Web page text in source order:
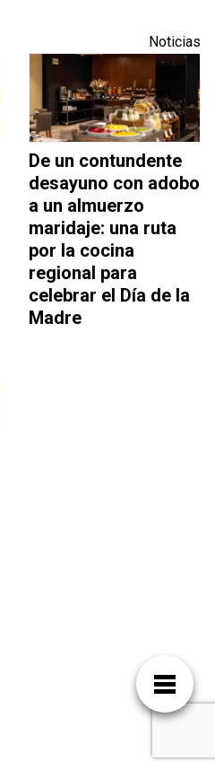
Noticias
De un contundente
desayuno con adobo
a un almuerzo
maridaje: una ruta
por la cocina
regional para
celebrar el Día de la
Madre